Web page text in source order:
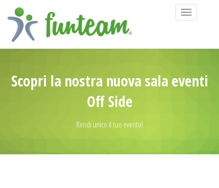
Toggle
navigation
Scopri la nostra nuova sala eventi
Off Side
Rendi unico il tuo evento!